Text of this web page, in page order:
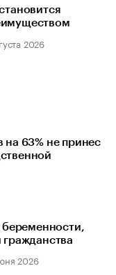
2026
на 63% не принес
беременности,
2026